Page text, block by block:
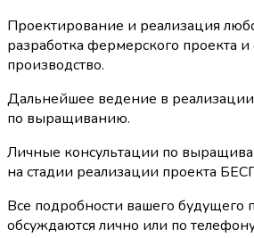
Проектирование и реализация
разработка фермерского проекта
производство.
Дальнейшее ведение в
по выращиванию.
Личные консультации по
на стадии реализации проекта
Все подробности вашего будущего
обсуждаются лично или по